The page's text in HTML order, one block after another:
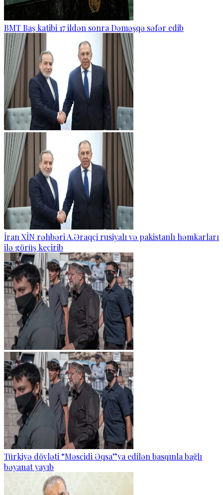
BMT Baş katibi 17 ildən sonra Dəməşqə səfər edib
İran XİN rəhbəri A.Əraqçi rusiyalı və pakistanlı həmkarları
ilə görüş keçirib
Türkiyə dövləti “Məscidi Əqsa”ya edilən basqınla bağlı
bəyanat yayıb